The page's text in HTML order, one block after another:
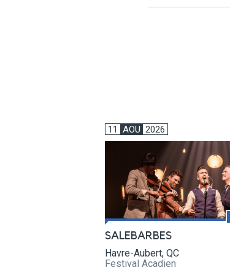
11 AOU 2026
SALEBARBES
Havre-Aubert, QC
Festival Acadien